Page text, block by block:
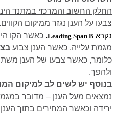
החלק החשוב והמרכזי במתנד
צבעו על הענן נגזר ממיקום
נקרא Leading Span B
. כאשר הקו
מגמת עלייה. כאשר הענן צבוע
כלומר, כאשר צבעו של הענן
ולהפך.
בנוסף יש לשים לב למיקום
נמצאים מעל הענן – מדובר
ירידה וכאשר המחירים בתוך